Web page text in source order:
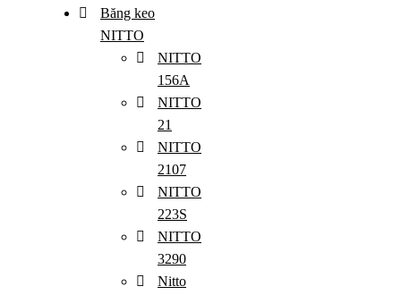
Băng keo
NITTO
NITTO
156A
NITTO
21
NITTO
2107
NITTO
223S
NITTO
3290
Nitto